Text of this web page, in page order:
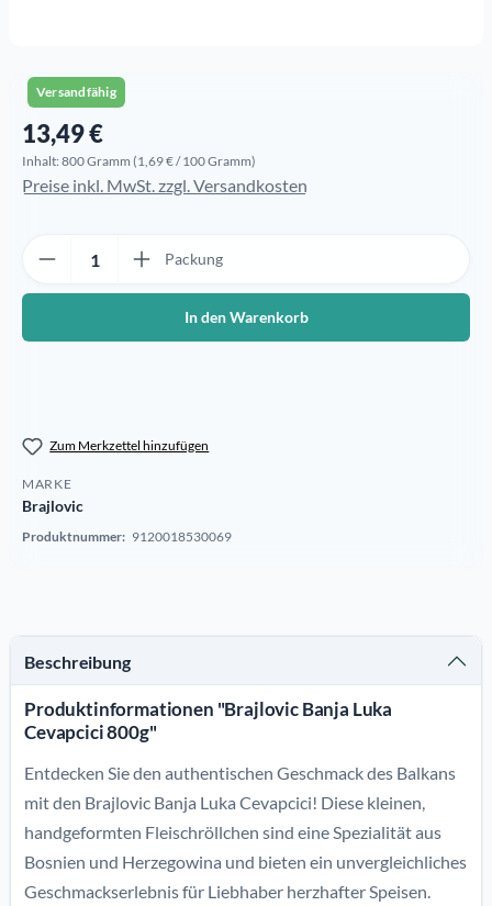
Versandfähig
Regulärer Preis:
13,49 €
Inhalt: 800 Gramm (1,69 € / 100 Gramm)
Preise inkl. MwSt. zzgl. Versandkosten
Packung
In den Warenkorb
Zum Merkzettel hinzufügen
MARKE
Brajlovic
Produktnummer: 9120018530069
Beschreibung
Produktinformationen "Brajlovic Banja Luka
Cevapcici 800g"
Entdecken Sie den authentischen Geschmack des Balkans
mit den Brajlovic Banja Luka Cevapcici! Diese kleinen,
handgeformten Fleischröllchen sind eine Spezialität aus
Bosnien und Herzegowina und bieten ein unvergleichliches
Geschmackserlebnis für Liebhaber herzhafter Speisen.